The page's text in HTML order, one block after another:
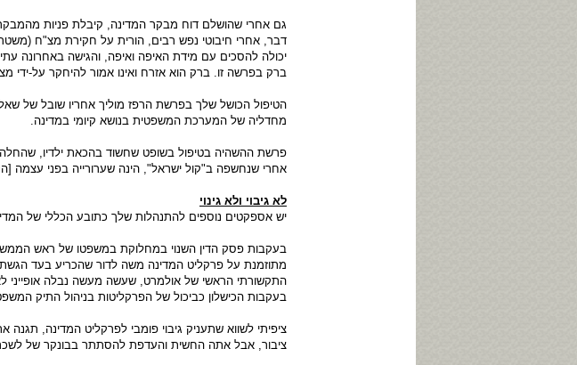
גם אחרי שהושלם דוח מבקר המדינה, קיבלת פניות
דבר, אחרי חיבוטי נפש רבים, הורית על חקירת מצ"ח
יכולה להסכים עם מידת האיפה ואיפה, והגישה
ברק בפרשה זו. ברק הוא אזרח ואינו אמור להיחקר על-ידי
הטיפול הכושל שלך בפרשת הרפז מוליך אחריו שובל של
מחדליה של המערכת המשפטית בנושא קיומי במדינה.
פרשת ההשהיה בטיפול בשופט שחשוד בהכאת ילדיו,
אחרי שנחשפה ב"קול ישראל", הינה שערורייה בפני עצמה
לא גיבוי ולא גינוי
יש אספקטים נוספים להתנהלות שלך כתובע הכללי של
בעקבות פסק הדין השנוי במחלוקת במשפטו של ראש
מתוזמנת על פרקליט המדינה משה לדור שהכריע בעד הגשת
התקשורתי הראשי של אולמרט, שעשה מעשה נבלה אופייני
בעקבות הכישלון כביכול של הפרקליטות בניהול התיק
ציפיתי לשווא שתעניק גיבוי פומבי לפרקליט המדינה,
ציבור, אבל אתה החשית והעדפת להסתתר בבונקר של